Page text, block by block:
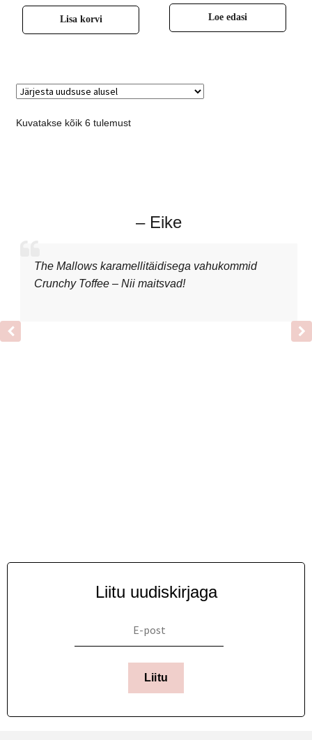
Lisa korvi Loe edasi
Kuvatakse kõik 6 tulemust
– Eike
The Mallows karamellitäidisega vahukommid
Crunchy Toffee – Nii maitsvad!
Liitu uudiskirjaga
Liitu